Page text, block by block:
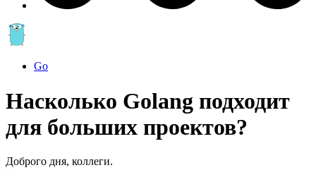
Go
Насколько Golang подходит
для больших проектов?
Доброго дня, коллеги.